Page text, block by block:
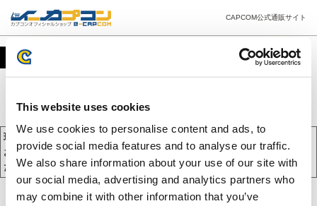
This website uses cookies
We use cookies to personalise content and ads, to
provide social media features and to analyse our traffic.
We also share information about your use of our site with
our social media, advertising and analytics partners who
may combine it with other information that you’ve
CAPCOM公式通販サイト
カート
現在、カートには商品が入っておりません。
お買い物を続けるには下の 「お買い物を続ける」 をクリックしてく
ださい。